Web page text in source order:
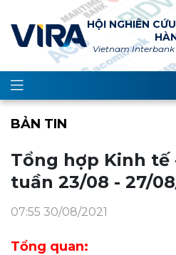
HỘI NGHIÊN
Vietnam Interbank
BẢN TIN
Tổng hợp Kinh tế
tuần 23/08 - 27/
07:55 30/08/2021
Tổng quan: